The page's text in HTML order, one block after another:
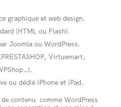
graphique et web design.
(HTML ou Flash).
Joomla ou WordPress.
Virtuemart,
ou dédié iPhone et iPad.
contenu comme WordPress